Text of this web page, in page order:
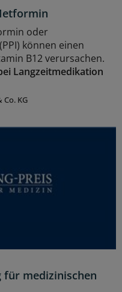
oder
können einen
B12 verursachen.
Langzeitmedikation
Co. KG
für medizinischen